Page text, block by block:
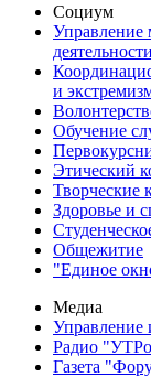
Социум
Управление
деятельности
и
Обучение
Этический
Творческие
Здоровье и
Общежитие
"Единое
Медиа
Управление
Радио
Газета